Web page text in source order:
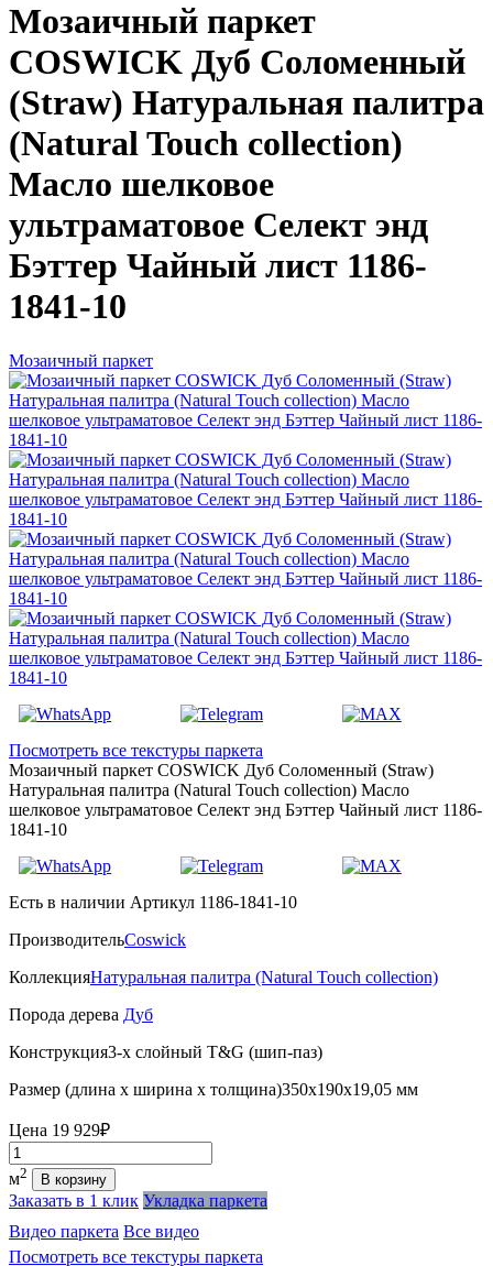
Мозаичный паркет
COSWICK Дуб Соломенный
(Straw) Натуральная палитра
(Natural Touch collection)
Масло шелковое
ультраматовое Селект энд
Бэттер Чайный лист 1186-
1841-10
Мозаичный паркет
Посмотреть все текстуры паркета
Мозаичный паркет COSWICK Дуб Соломенный (Straw)
Натуральная палитра (Natural Touch collection) Масло
шелковое ультраматовое Селект энд Бэттер Чайный лист 1186-
1841-10
Есть в наличии Артикул 1186-1841-10
ПроизводительCoswick
КоллекцияНатуральная палитра (Natural Touch collection)
Порода дерева Дуб
Конструкция3-х слойный T&G (шип-паз)
Размер (длина х ширина х толщина)350х190х19,05 мм
Цена 19 929₽
Количество
м2 В корзину
Заказать в 1 клик Укладка паркета
Видео паркета Все видео
Посмотреть все текстуры паркета